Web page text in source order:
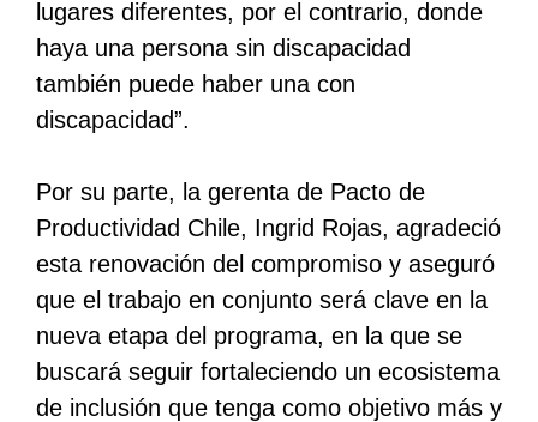
lugares diferentes, por el contrario, donde
haya una persona sin discapacidad
también puede haber una con
discapacidad”.
Por su parte, la gerenta de Pacto de
Productividad Chile, Ingrid Rojas, agradeció
esta renovación del compromiso y aseguró
que el trabajo en conjunto será clave en la
nueva etapa del programa, en la que se
buscará seguir fortaleciendo un ecosistema
de inclusión que tenga como objetivo más y